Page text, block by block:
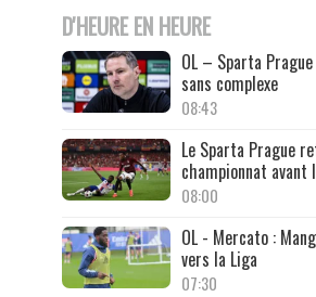
D'HEURE EN HEURE
OL – Sparta
sans complexe
08:43
Le Sparta Prague
championnat avant
08:00
OL - Mercato :
vers la Liga
07:30